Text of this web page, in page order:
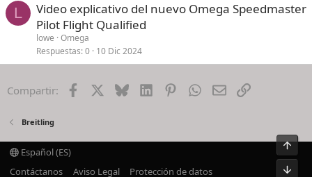
L
Video explicativo del nuevo Omega Speedmaster
Pilot Flight Qualified
lowe Omega
Respuestas 0 10 Dic 2024
Compartir: Facebook BlueskyLinkedInPinterestWhatsApp
EmailEnlace
Breitling
Español (ES)
Contáctanos
Aviso Legal Protección de datos